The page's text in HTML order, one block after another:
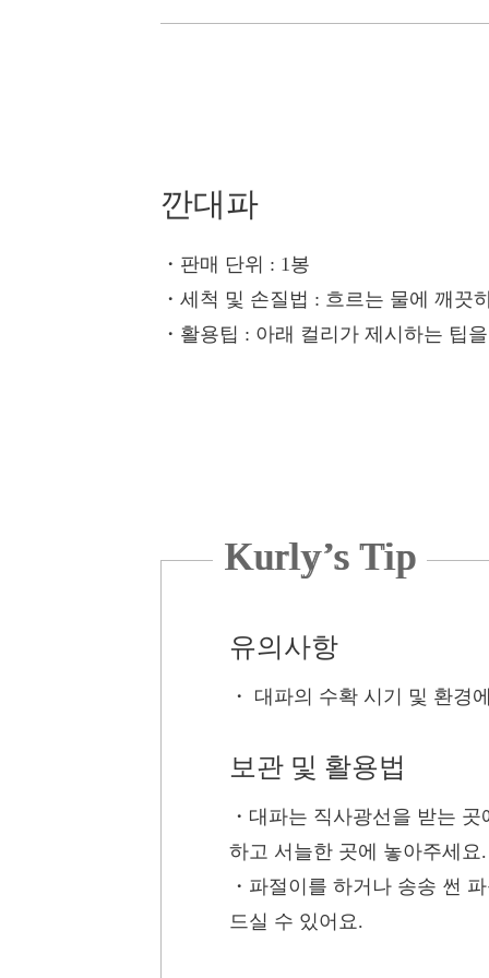
깐대파
・판매 단위 : 1봉
・세척 및 손질법 : 흐르는 물에 깨끗
・활용팁 : 아래 컬리가 제시하는 팁
Kurly’s Tip
유의사항
・ 대파의 수확 시기 및 환경
보관 및 활용법
・대파는 직사광선을 받는
하고 서늘한 곳에 놓아주세요.
・파절이를 하거나 송송 썬
드실 수 있어요.